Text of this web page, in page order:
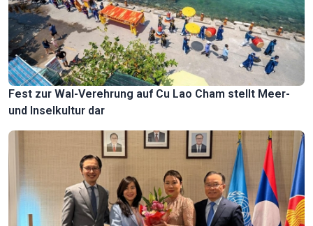
Fest zur Wal-Verehrung auf Cu Lao Cham stellt Meer-
und Inselkultur dar